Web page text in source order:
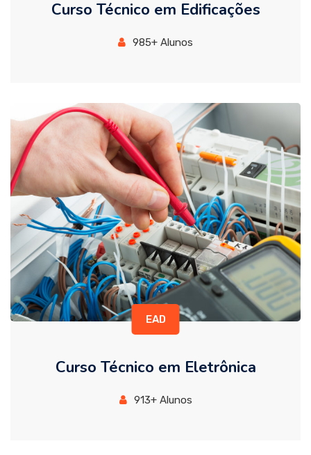
Curso Técnico em Edificações
985+ Alunos
EAD
Curso Técnico em Eletrônica
913+ Alunos